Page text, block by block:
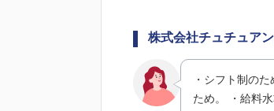
株式会社チュチュア
・シフト制の
ため。 ・給料